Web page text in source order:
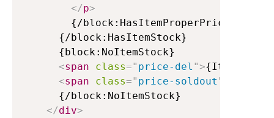
</p>
        {/block:HasItemProperPrice}
      {/block:HasItemStock}
      {block:NoItemStock}
<span class=" price-del ">{ItemPrice}
<span class=" price-soldout "
      {/block:NoItemStock}
</div>